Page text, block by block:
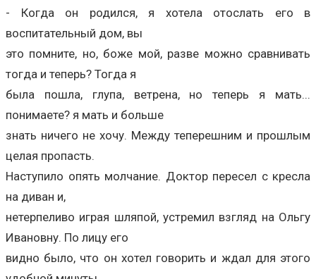
- Когда он родился, я хотела отослать его в
воспитательный дом, вы
это помните, но, боже мой, разве можно сравнивать
тогда и теперь? Тогда я
была пошла, глупа, ветрена, но теперь я мать...
понимаете? я мать и больше
знать ничего не хочу. Между теперешним и прошлым
целая пропасть.
Наступило опять молчание. Доктор пересел с кресла
на диван и,
нетерпеливо играя шляпой, устремил взгляд на Ольгу
Ивановну. По лицу его
видно было, что он хотел говорить и ждал для этого